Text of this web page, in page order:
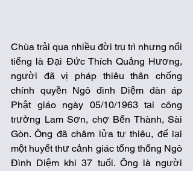
Chùa trải qua nhiều đời trụ trì nhưng nổi
tiếng là Đại Đức Thích Quảng Hương,
người đã vị pháp thiêu thân chống
chính quyền Ngô đình Diệm đàn áp
Phật giáo ngày 05/10/1963 tại công
trường Lam Sơn, chợ Bến Thành, Sài
Gòn. Ông đã châm lửa tự thiêu, để lại
một huyết thư cảnh giác tổng thống Ngô
Đình Diệm khi 37 tuổi. Ông là người